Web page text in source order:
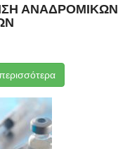
ΑΝΑΔΡΟΜΙΚΩΝ